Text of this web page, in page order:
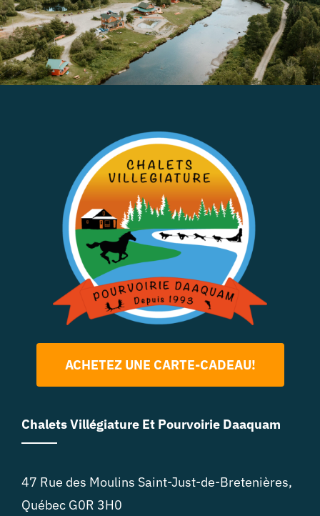
ACHETEZ UNE CARTE-CADEAU!
Chalets Villégiature Et Pourvoirie Daaquam
47 Rue des Moulins Saint-Just-de-Bretenières,
Québec G0R 3H0